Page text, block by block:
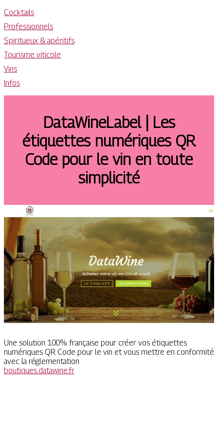
Cocktails
Professionnels
Spiritueux & apéritifs
Tourisme viticole
Vins
Infos
DataWineLabel | Les
étiquettes numériques QR
Code pour le vin en toute
simplicité
Une solution 100% française pour créer vos étiquettes
numériques QR Code pour le vin et vous mettre en conformité
avec la réglementation
boutiques.datawine.fr